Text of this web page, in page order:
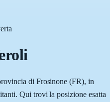
di Frosinone (FR), in
Qui trovi la posizione esatta